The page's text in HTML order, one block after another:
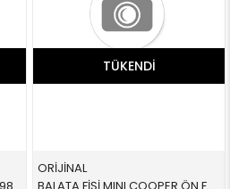
TÜKENDI
ORİJİNAL